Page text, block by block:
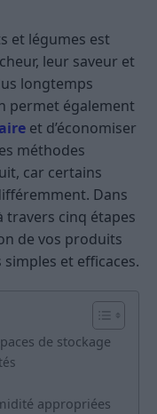
et légumes est
leur saveur et
longtemps
permet également
et d’économiser
méthodes
car certains
Dans
travers cinq étapes
de vos produits
et efficaces.
de stockage
appropriées